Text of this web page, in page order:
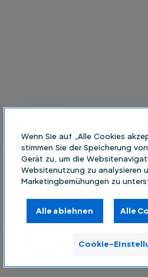
Wenn Sie auf „Alle Cookies
stimmen Sie der Speicherung
Gerät zu, um die
Websitenutzung zu analysieren
Marketingbemühungen zu
Alle ablehnen Alle
Cookie-